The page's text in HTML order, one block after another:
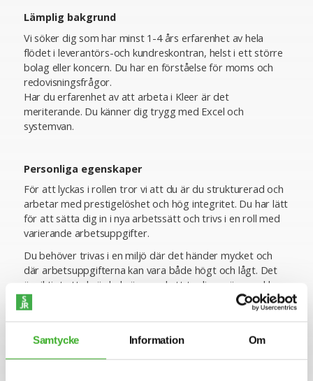
Samtycke Information Om
Lämplig bakgrund
Vi söker dig som har minst 1-4 års erfarenhet av hela
flödet i leverantörs-och kundreskontran, helst i ett större
bolag eller koncern. Du har en förståelse för moms och
redovisningsfrågor.
Har du erfarenhet av att arbeta i Kleer är det
meriterande. Du känner dig trygg med Excel och
systemvan.
Personliga egenskaper
För att lyckas i rollen tror vi att du är du strukturerad och
arbetar med prestigelöshet och hög integritet. Du har lätt
för att sätta dig in i nya arbetssätt och trivs i en roll med
varierande arbetsuppgifter.
Du behöver trivas i en miljö där det händer mycket och
där arbetsuppgifterna kan vara både högt och lågt. Det
är viktigt att du är bekväm med att ta dig an även enklare
uppgifter, uppskattar förändring och har förmågan att
snabbt anpassa dig när förutsättningarna skiftar.
Ansökan